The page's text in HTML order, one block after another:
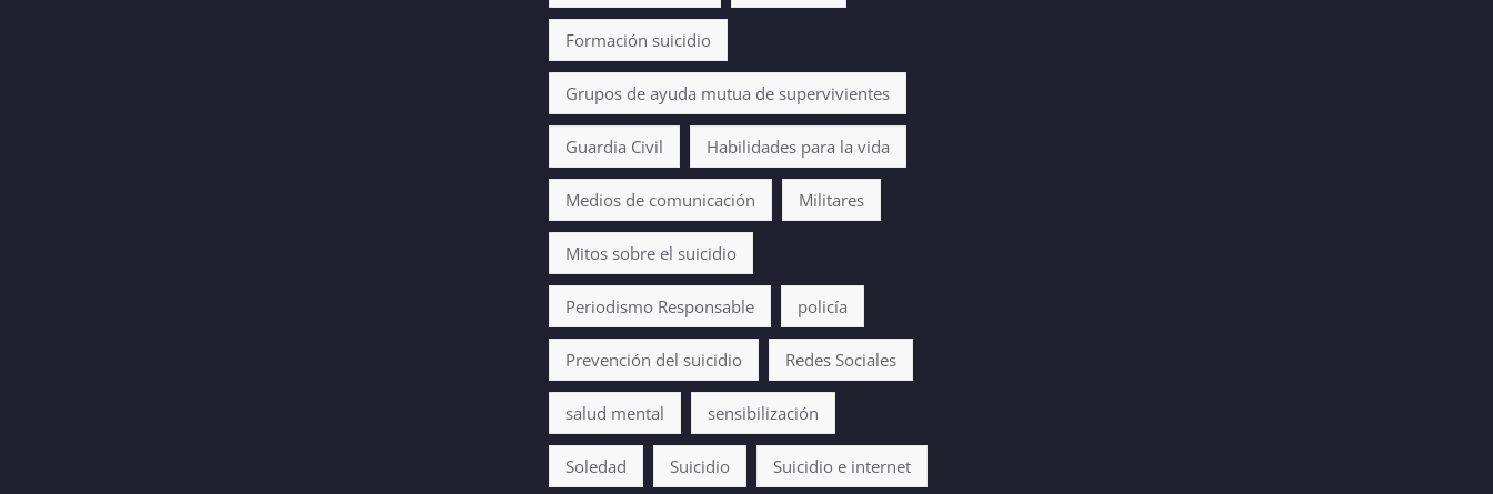
Formación suicidio
Grupos de ayuda mutua de supervivientes
Guardia Civil Habilidades para la vida
Medios de comunicación Militares
Mitos sobre el suicidio
Periodismo Responsable policía
Prevención del suicidio Redes Sociales
salud mental sensibilización
Soledad Suicidio Suicidio e internet